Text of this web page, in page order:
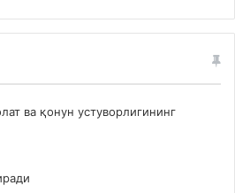
ва қонун устуворлигининг